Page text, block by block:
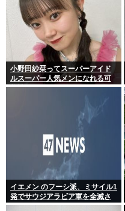
小野田紗栞ってスーパーアイド
ルスーパー人気メンになれる可
能性あったよな？
イエメン のフーシ派、ミサイル1
発でサウジアラビア軍を全滅さ
せてしまうww